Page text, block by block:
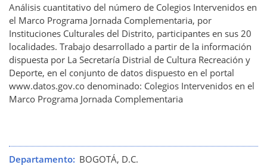
Análisis cuantitativo del número de Colegios Intervenidos en
el Marco Programa Jornada Complementaria, por
Instituciones Culturales del Distrito, participantes en sus 20
localidades. Trabajo desarrollado a partir de la información
dispuesta por La Secretaría Distrial de Cultura Recreación y
Deporte, en el conjunto de datos dispuesto en el portal
www.datos.gov.co denominado: Colegios Intervenidos en el
Marco Programa Jornada Complementaria
Departamento BOGOTÁ, D.C.